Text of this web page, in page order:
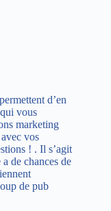
d’en
vous
marketing
vos
! . Il s’agit
de chances de
de pub